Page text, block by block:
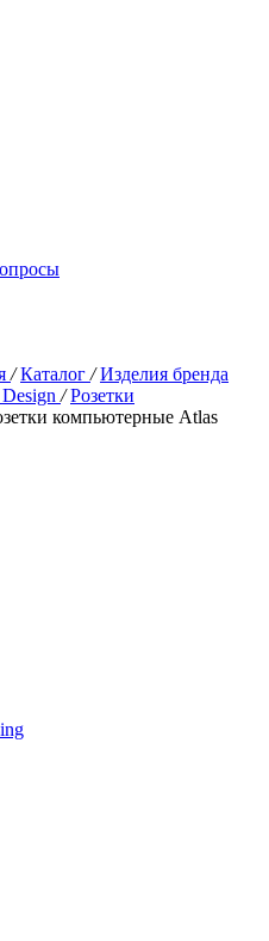
/ Каталог / Изделия бренда
/ Розетки
компьютерные Atlas